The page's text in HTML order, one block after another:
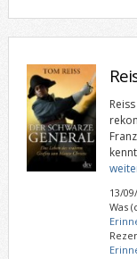
13/
Was